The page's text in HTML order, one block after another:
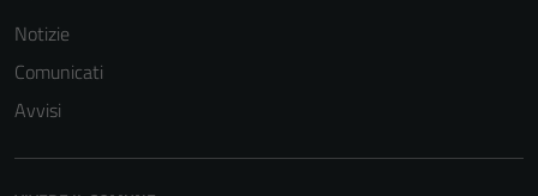
Notizie
Comunicati
Avvisi